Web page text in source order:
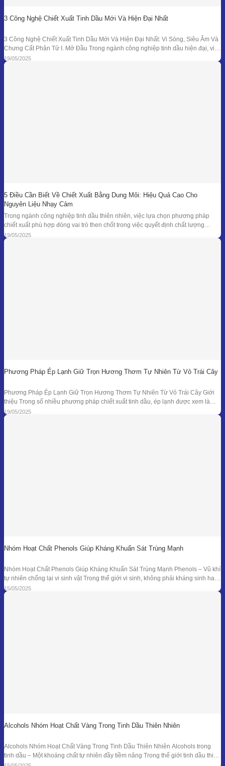
3 Công Nghệ Chiết Xuất Tinh Dầu Mới Và Hiện Đại Nhất
3 Công Nghệ Chiết Xuất Tinh Dầu Mới Và Hiện Đại Nhất: Vi Sóng, Siêu Âm Và
Chưng Cất Phân Tử I. Mở Đầu Trong ngành công nghiệp tinh dầu hiện đại, việc
tối ưu hóa hiệu suất chiết xuất, giữ nguyên hương thơm và hoạt chất trị liệu là
mục tiêu hàng đầu. Bên
19/05/2025
5 Điều Cần Biết Về Chiết Xuất Bằng Dung Môi: Hiệu Quả Cao Cho
Nguyên Liệu Nhạy Cảm
Trong ngành công nghiệp tinh dầu thiên nhiên, việc lựa chọn phương pháp
chiết xuất phù hợp đóng vai trò then chốt trong việc quyết định chất lượng
thành phẩm – đặc biệt là đối với những loại nguyên liệu cao cấp và nhạy cảm.
Khi các phương pháp truyền thống như chưng cất lôi
19/05/2025
Phương Pháp Ép Lạnh Giữ Trọn Hương Thơm Tự Nhiên Từ Vỏ Trái Cây
Phương Pháp Ép Lạnh Giữ Trọn Hương Thơm Tự Nhiên Từ Vỏ Trái Cây Giới
thiệu Trong số nhiều phương pháp chiết xuất tinh dầu, ép lạnh được xem là
một trong những kỹ thuật đối với nguyên liệu đặc thù – đặc biệt là vỏ các loại
quả có mùi hương tươi mát như
19/05/2025
Nhóm Hoạt Chất Phenols Giúp Kháng Khuẩn Sát Trùng Mạnh
Nhóm Hoạt Chất Phenols Giúp Kháng Khuẩn Sát Trùng Mạnh Phenols – Vũ khí
tự nhiên chống lại vi sinh vật Trong thế giới vi sinh, không phải kháng sinh hay
hóa chất tổng hợp mới là “anh hùng” duy nhất. Từ hàng ngàn năm trước, các
nền y học cổ đại đã sử dụng tinh dầu
15/05/2025
Alcohols Nhóm Hoạt Chất Vàng Trong Tinh Dầu Thiên Nhiên
Alcohols Nhóm Hoạt Chất Vàng Trong Tinh Dầu Thiên Nhiên Alcohols trong
tinh dầu – Một khoáng chất tự nhiên đầy tiềm năng Trong thế giới tinh dầu thiên
nhiên, mỗi giọt nhỏ bé lại ẩn chứa hàng trăm hợp chất hóa học với công dụng